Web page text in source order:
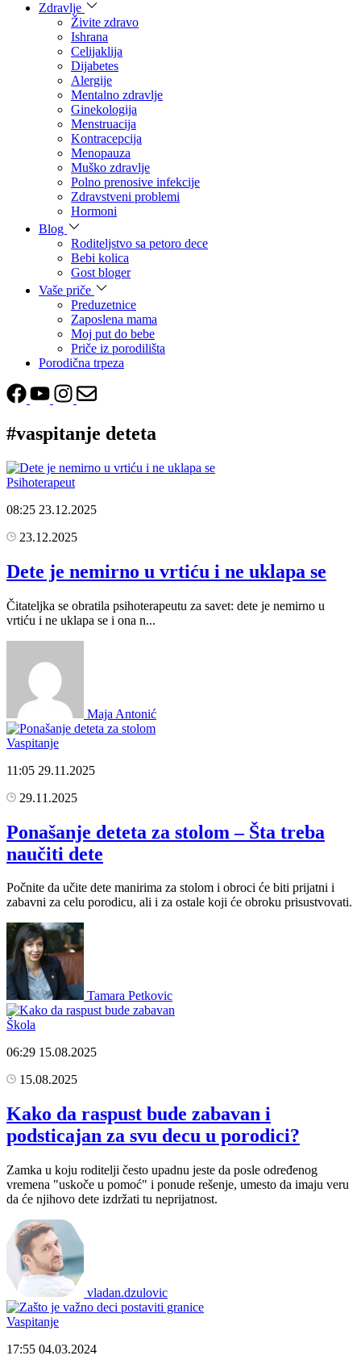
Zdravlje
Živite zdravo
Ishrana
Celijaklija
Dijabetes
Alergije
Mentalno zdravlje
Ginekologija
Menstruacija
Kontracepcija
Menopauza
Muško zdravlje
Polno prenosive infekcije
Zdravstveni problemi
Hormoni
Blog
Roditeljstvo sa petoro dece
Bebi kolica
Gost bloger
Vaše priče
Preduzetnice
Zaposlena mama
Moj put do bebe
Priče iz porodilišta
Porodična trpeza
#vaspitanje deteta
Psihoterapeut
08:25 23.12.2025
23.12.2025
Dete je nemirno u vrtiću i ne uklapa se
Čitateljka se obratila psihoterapeutu za savet: dete je nemirno u
vrtiću i ne uklapa se i ona n...
Maja Antonić
Vaspitanje
11:05 29.11.2025
29.11.2025
Ponašanje deteta za stolom – Šta treba
naučiti dete
Počnite da učite dete manirima za stolom i obroci će biti prijatni i
zabavni za celu porodicu, ali i za ostale koji će obroku prisustvovati.
Tamara Petkovic
Škola
06:29 15.08.2025
15.08.2025
Kako da raspust bude zabavan i
podsticajan za svu decu u porodici?
Zamka u koju roditelji često upadnu jeste da posle određenog
vremena "uskoče u pomoć" i ponude rešenje, umesto da imaju veru
da će njihovo dete izdržati tu neprijatnost.
vladan.dzulovic
Vaspitanje
17:55 04.03.2024